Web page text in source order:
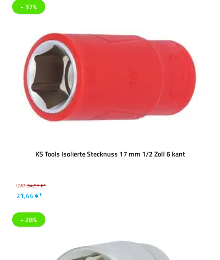
- 37%
KS Tools Isolierte Stecknuss 17 mm 1/2 Zoll 6 kant
UVP:34,57 €*
21,44 €*
- 28%